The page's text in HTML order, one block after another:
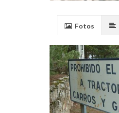
Fotos